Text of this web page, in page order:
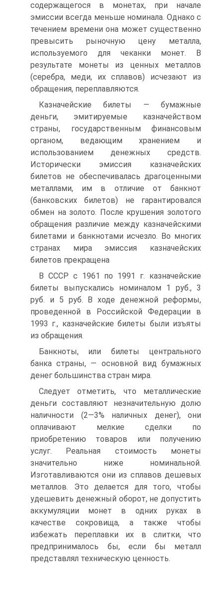
содержащегося в монетах, при начале
эмиссии всегда меньше номинала. Однако с
течением времени она может существенно
превысить рыночную цену металла,
используемого для чеканки монет. В
результате монеты из ценных металлов
(серебра, меди, их сплавов) исчезают из
обращения, переплавляются.
Казначейские билеты — бумажные
деньги, эмитируемые казначейством
страны, государственным финансовым
органом, ведающим хранением и
использованием денежных средств.
Исторически эмиссия казначейских
билетов не обеспечивалась драгоценными
металлами, им в отличие от банкнот
(банковских билетов) не гарантировался
обмен на золото. После крушения золотого
обращения различие между казначейскими
билетами и банкнотами исчезло. Во многих
странах мира эмиссия казначейских
билетов прекращена
В СССР с 1961 по 1991 г. казначейские
билеты выпускались номиналом 1 руб., 3
руб. и 5 руб. В ходе денежной реформы,
проведенной в Российской Федерации в
1993 г., казначейские билеты были изъяты
из обращения.
Банкноты, или билеты центрального
банка страны, — основной вид бумажных
денег большинства стран мира.
Следует отметить, что металлические
деньги составляют незначительную долю
наличности (2—3% наличных денег), они
оплачивают мелкие сделки по
приобретению товаров или получению
услуг. Реальная стоимость монеты
значительно ниже номинальной.
Изготавливаются они из сплавов дешевых
металлов. Это делается для того, чтобы
удешевить денежный оборот, не допустить
аккумуляции монет в одних руках в
качестве сокровища, а также чтобы
избежать переплавки их в слитки, что
предпринималось бы, если бы металл
представлял техническую ценность.